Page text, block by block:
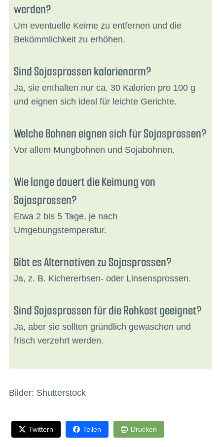
werden?
Um eventuelle Keime zu entfernen und die
Bekömmlichkeit zu erhöhen.
Sind Sojasprossen kalorienarm?
Ja, sie enthalten nur ca. 30 Kalorien pro 100 g
und eignen sich ideal für leichte Gerichte.
Welche Bohnen eignen sich für Sojasprossen?
Vor allem Mungbohnen und Sojabohnen.
Wie lange dauert die Keimung von
Sojasprossen?
Etwa 2 bis 5 Tage, je nach
Umgebungstemperatur.
Gibt es Alternativen zu Sojasprossen?
Ja, z. B. Kichererbsen- oder Linsensprossen.
Sind Sojasprossen für die Rohkost geeignet?
Ja, aber sie sollten gründlich gewaschen und
frisch verzehrt werden.
Bilder: Shutterstock
Twittern Teilen Drucken